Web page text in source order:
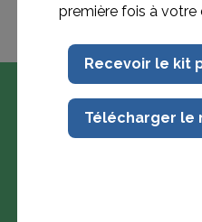
première fois à votre
Recevoir le kit
Télécharger le